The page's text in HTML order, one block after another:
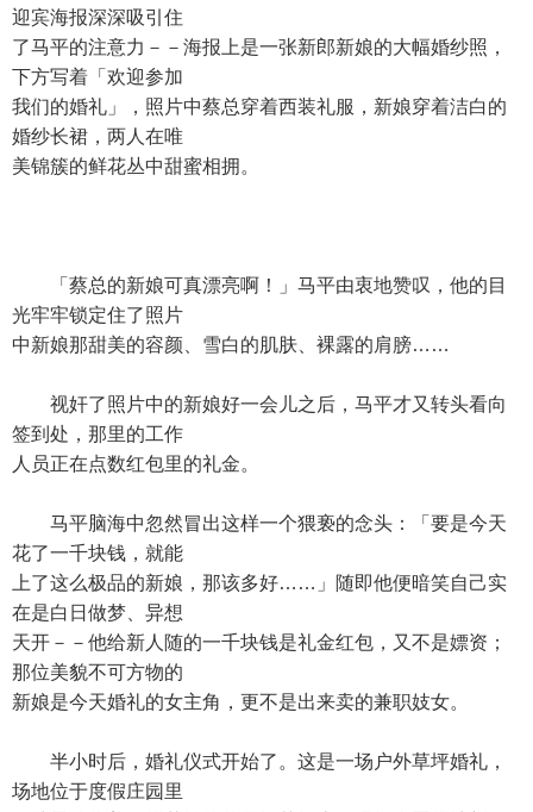
迎宾海报深深吸引住
了马平的注意力－－海报上是一张新郎新娘的大幅婚纱照，
下方写着「欢迎参加
我们的婚礼」，照片中蔡总穿着西装礼服，新娘穿着洁白的
婚纱长裙，两人在唯
美锦簇的鲜花丛中甜蜜相拥。
「蔡总的新娘可真漂亮啊！」马平由衷地赞叹，他的目
光牢牢锁定住了照片
中新娘那甜美的容颜、雪白的肌肤、裸露的肩膀……
视奸了照片中的新娘好一会儿之后，马平才又转头看向
签到处，那里的工作
人员正在点数红包里的礼金。
马平脑海中忽然冒出这样一个猥亵的念头：「要是今天
花了一千块钱，就能
上了这么极品的新娘，那该多好……」随即他便暗笑自己实
在是白日做梦、异想
天开－－他给新人随的一千块钱是礼金红包，又不是嫖资；
那位美貌不可方物的
新娘是今天婚礼的女主角，更不是出来卖的兼职妓女。
半小时后，婚礼仪式开始了。这是一场户外草坪婚礼，
场地位于度假庄园里